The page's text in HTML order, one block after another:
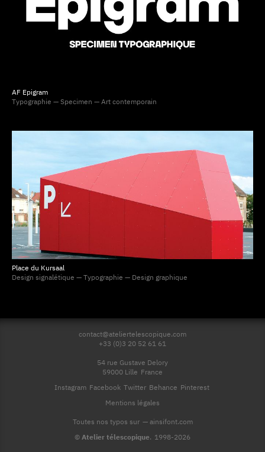
AF Epigram
Typographie — Specimen — Art contemporain
Place du Kursaal
Design signalétique — Typographie — Design graphique
contact@ateliertelescopique.com
+33 (0)3 20 52 61 61
54 rue Gustave Delory
59000 Lille
France
Instagram Facebook Twitter Behance Pinterest
Mentions légales
Toutes nos typos sur — ainsifont.com
© Atelier télescopique. 1998-2026